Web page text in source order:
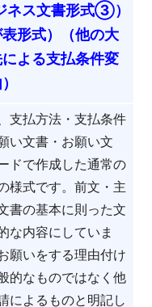
ネス文書形式③）
表形式）（他の大
よる支払条件変
支払方法・支払条件
い文書・お願い文
ドで作成した通常の
様式です。前文・主
書の基本に則った文
な内容にしていま
願いをする理由付け
的なものではなく他
によるものと明記し